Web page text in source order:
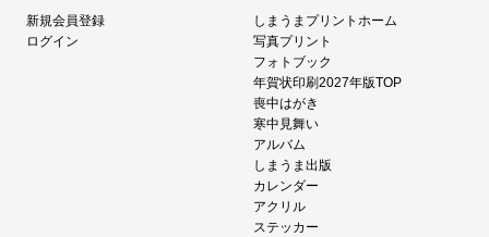
新規会員登録
ログイン
しまうまプリントホーム
写真プリント
フォトブック
年賀状印刷2027年版TOP
喪中はがき
寒中見舞い
アルバム
しまうま出版
カレンダー
アクリル
ステッカー